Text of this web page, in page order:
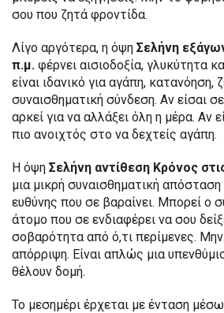
σου που ζητά φροντίδα.
Λίγο αργότερα, η όψη Σελήνη
π.μ. φέρνει αισιοδοξία, γλυκύτητα
είναι ιδανικό για αγάπη, κατανόηση,
συναισθηματική σύνδεση. Αν είσαι
αρκεί για να αλλάξει όλη η μέρα. Αν
πιο ανοιχτός στο να δεχτείς αγάπη.
Η όψη Σελήνη αντίθεση Κρόνος
μια μικρή συναισθηματική
ευθύνης που σε βαραίνει. Μπορεί ο
άτομο που σε ενδιαφέρει να σου
σοβαρότητα από ό,τι περίμενες.
απόρριψη. Είναι απλώς μια
θέλουν δομή.
Το μεσημέρι έρχεται με ένταση